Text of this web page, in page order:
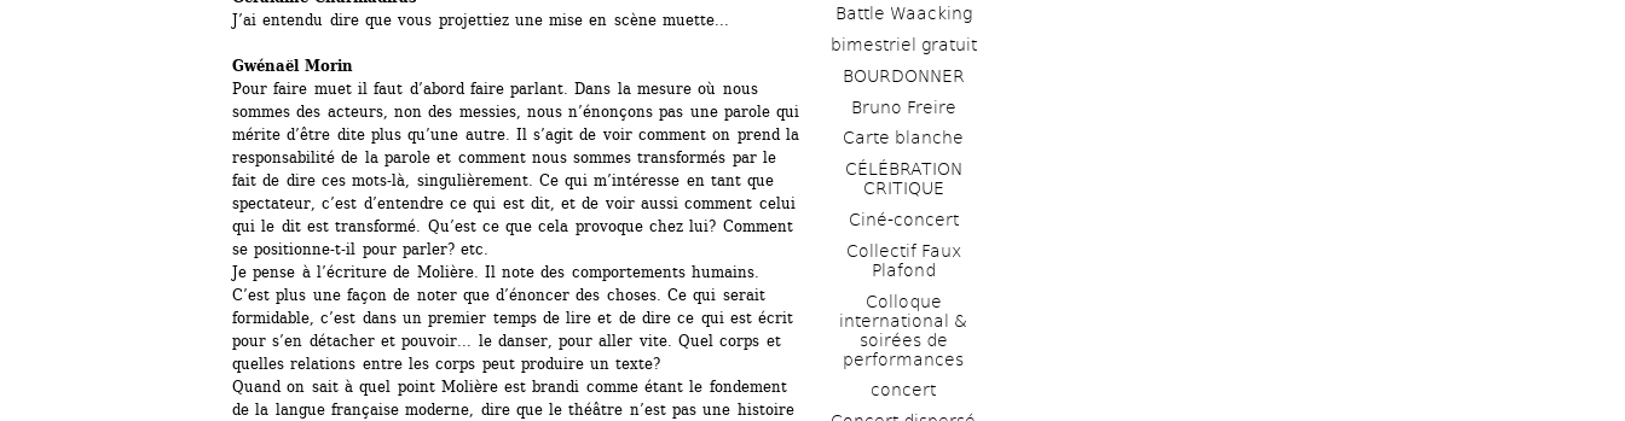
J’ai entendu dire que vous projettiez une mise en scène muette...
Gwénaël Morin
Pour faire muet il faut d’abord faire parlant. Dans la mesure où nous
sommes des acteurs, non des messies, nous n’énonçons pas une parole qui
mérite d’être dite plus qu’une autre. Il s’agit de voir comment on prend la
responsabilité de la parole et comment nous sommes transformés par le
fait de dire ces mots-là, singulièrement. Ce qui m’intéresse en tant que
spectateur, c’est d’entendre ce qui est dit, et de voir aussi comment celui
qui le dit est transformé. Qu’est ce que cela provoque chez lui? Comment
se positionne-t-il pour parler? etc.
Je pense à l’écriture de Molière. Il note des comportements humains.
C’est plus une façon de noter que d’énoncer des choses. Ce qui serait
formidable, c’est dans un premier temps de lire et de dire ce qui est écrit
pour s’en détacher et pouvoir... le danser, pour aller vite. Quel corps et
quelles relations entre les corps peut produire un texte?
Quand on sait à quel point Molière est brandi comme étant le fondement
de la langue française moderne, dire que le théâtre n’est pas une histoire
Battle Waacking
bimestriel gratuit
BOURDONNER
Bruno Freire
Carte blanche
CÉLÉBRATION
CRITIQUE
Ciné-concert
Collectif Faux
Plafond
Colloque
international &
soirées de
performances
concert